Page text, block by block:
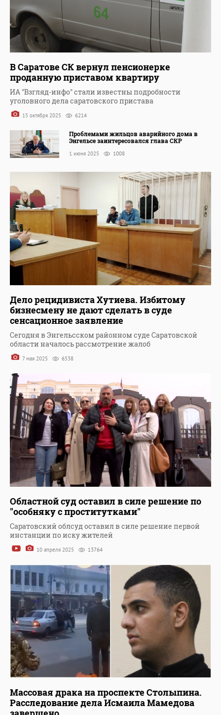
В Саратове СК вернул пенсионерке
проданную приставом квартиру
ИА "Взгляд-инфо" стали известны подробности
уголовного дела саратовского пристава
15 октября 2025 6214
Проблемами жильцов аварийного дома в
Энгельсе заинтересовался глава СКР
1 июня 2025 1008
Дело рецидивиста Хутиева. Избитому
бизнесмену не дают сделать в суде
сенсационное заявление
Сегодня в Энгельсском районном суде Саратовской
области началось рассмотрение жалоб
7 мая 2025 6538
Областной суд оставил в силе решение по
"особняку с проститутками"
Саратовский облсуд оставил в силе решение первой
инстанции по иску жителей
10 апреля 2025 13764
Массовая драка на проспекте Столыпина.
Расследование дела Исмаила Мамедова